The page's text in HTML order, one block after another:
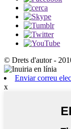
© Drets d'autor -
Enviar correu
x